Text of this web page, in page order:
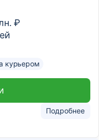
₽
курьером
Подробнее